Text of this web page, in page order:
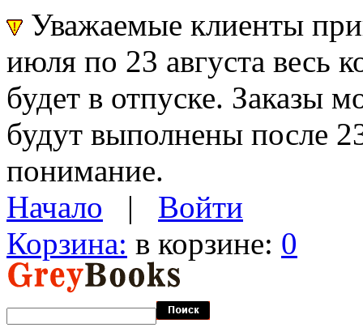
Уважаемые клиенты
июля по 23 августа весь
будет в отпуске. Заказы
будут выполнены после
понимание.
Начало | Войти
Корзина: в корзине: 0